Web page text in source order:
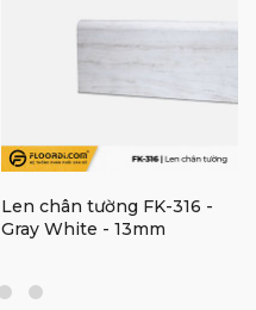
Len chân tường FK-316 -
Gray White - 13mm